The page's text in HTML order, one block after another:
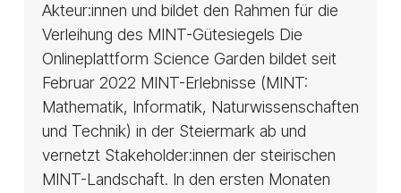
Akteur:innen und bildet den Rahmen für die
Verleihung des MINT-Gütesiegels Die
Onlineplattform Science Garden bildet seit
Februar 2022 MINT-Erlebnisse (MINT:
Mathematik, Informatik, Naturwissenschaften
und Technik) in der Steiermark ab und
vernetzt Stakeholder:innen der steirischen
MINT-Landschaft. In den ersten Monaten